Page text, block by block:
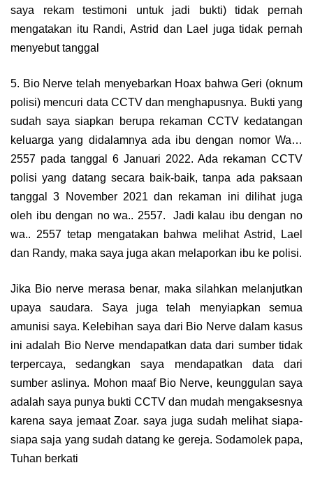
saya rekam testimoni untuk jadi bukti) tidak pernah
mengatakan itu Randi, Astrid dan Lael juga tidak pernah
menyebut tanggal
5. Bio Nerve telah menyebarkan Hoax bahwa Geri (oknum
polisi) mencuri data CCTV dan menghapusnya. Bukti yang
sudah saya siapkan berupa rekaman CCTV kedatangan
keluarga yang didalamnya ada ibu dengan nomor Wa…
2557 pada tanggal 6 Januari 2022. Ada rekaman CCTV
polisi yang datang secara baik-baik, tanpa ada paksaan
tanggal 3 November 2021 dan rekaman ini dilihat juga
oleh ibu dengan no wa.. 2557. Jadi kalau ibu dengan no
wa.. 2557 tetap mengatakan bahwa melihat Astrid, Lael
dan Randy, maka saya juga akan melaporkan ibu ke polisi.
Jika Bio nerve merasa benar, maka silahkan melanjutkan
upaya saudara. Saya juga telah menyiapkan semua
amunisi saya. Kelebihan saya dari Bio Nerve dalam kasus
ini adalah Bio Nerve mendapatkan data dari sumber tidak
terpercaya, sedangkan saya mendapatkan data dari
sumber aslinya. Mohon maaf Bio Nerve, keunggulan saya
adalah saya punya bukti CCTV dan mudah mengaksesnya
karena saya jemaat Zoar. saya juga sudah melihat siapa-
siapa saja yang sudah datang ke gereja. Sodamolek papa,
Tuhan berkati